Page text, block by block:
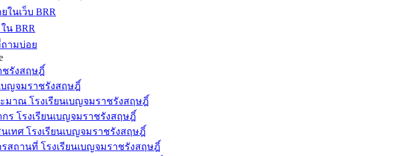
ในเว็บ BRR
น BRR
ามบ่อย
ชรังสฤษฎิ์
บญจมราชรังสฤษฎิ์
มาณ โรงเรียนเบญจมราชรังสฤษฎิ์
ร โรงเรียนเบญจมราชรังสฤษฎิ์
เทศ โรงเรียนเบญจมราชรังสฤษฎิ์
สถานที่ โรงเรียนเบญจมราชรังสฤษฎิ์